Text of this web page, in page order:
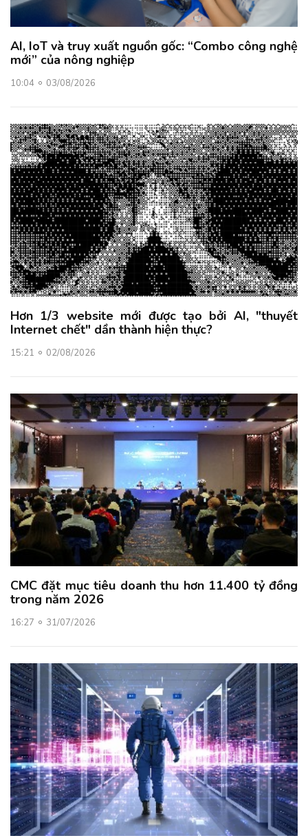
AI, IoT và truy xuất nguồn gốc: “Combo công nghệ
mới” của nông nghiệp
10:04 03/08/2026
Hơn 1/3 website mới được tạo bởi AI, "thuyết
Internet chết" dần thành hiện thực?
15:21 02/08/2026
CMC đặt mục tiêu doanh thu hơn 11.400 tỷ đồng
trong năm 2026
16:27 31/07/2026